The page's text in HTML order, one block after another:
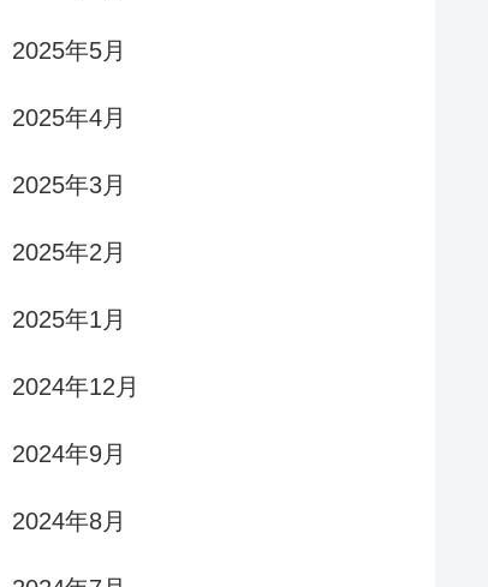
2025年5月
2025年4月
2025年3月
2025年2月
2025年1月
2024年12月
2024年9月
2024年8月